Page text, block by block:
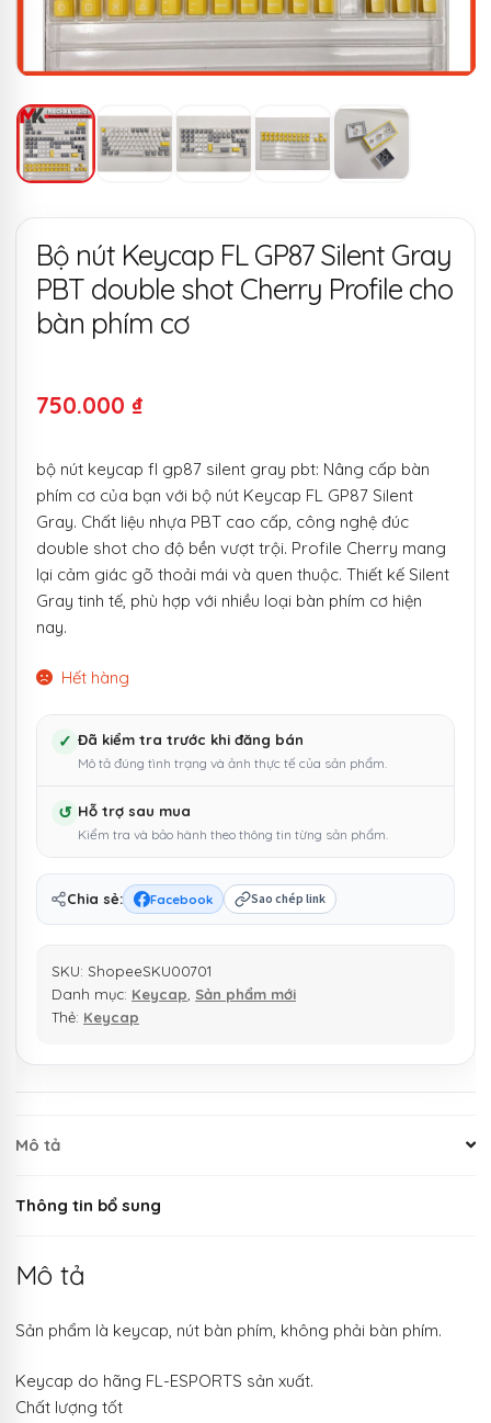
Bộ nút Keycap FL GP87 Silent Gray
PBT double shot Cherry Profile cho
bàn phím cơ
750.000 ₫
bộ nút keycap fl gp87 silent gray pbt: Nâng cấp bàn
phím cơ của bạn với bộ nút Keycap FL GP87 Silent
Gray. Chất liệu nhựa PBT cao cấp, công nghệ đúc
double shot cho độ bền vượt trội. Profile Cherry mang
lại cảm giác gõ thoải mái và quen thuộc. Thiết kế Silent
Gray tinh tế, phù hợp với nhiều loại bàn phím cơ hiện
nay.
Hết hàng
✓ Đã kiểm tra trước khi đăng bán
Mô tả đúng tình trạng và ảnh thực tế của sản phẩm.
↺ Hỗ trợ sau mua
Kiểm tra và bảo hành theo thông tin từng sản phẩm.
Chia sẻ: Facebook Sao chép link
SKU: ShopeeSKU00701
Danh mục: Keycap Sản phẩm mới
Thẻ: Keycap
Mô tả
Thông tin bổ sung
Mô tả
Sản phẩm là keycap, nút bàn phím, không phải bàn phím.
Keycap do hãng FL-ESPORTS sản xuất.
Chất lượng tốt